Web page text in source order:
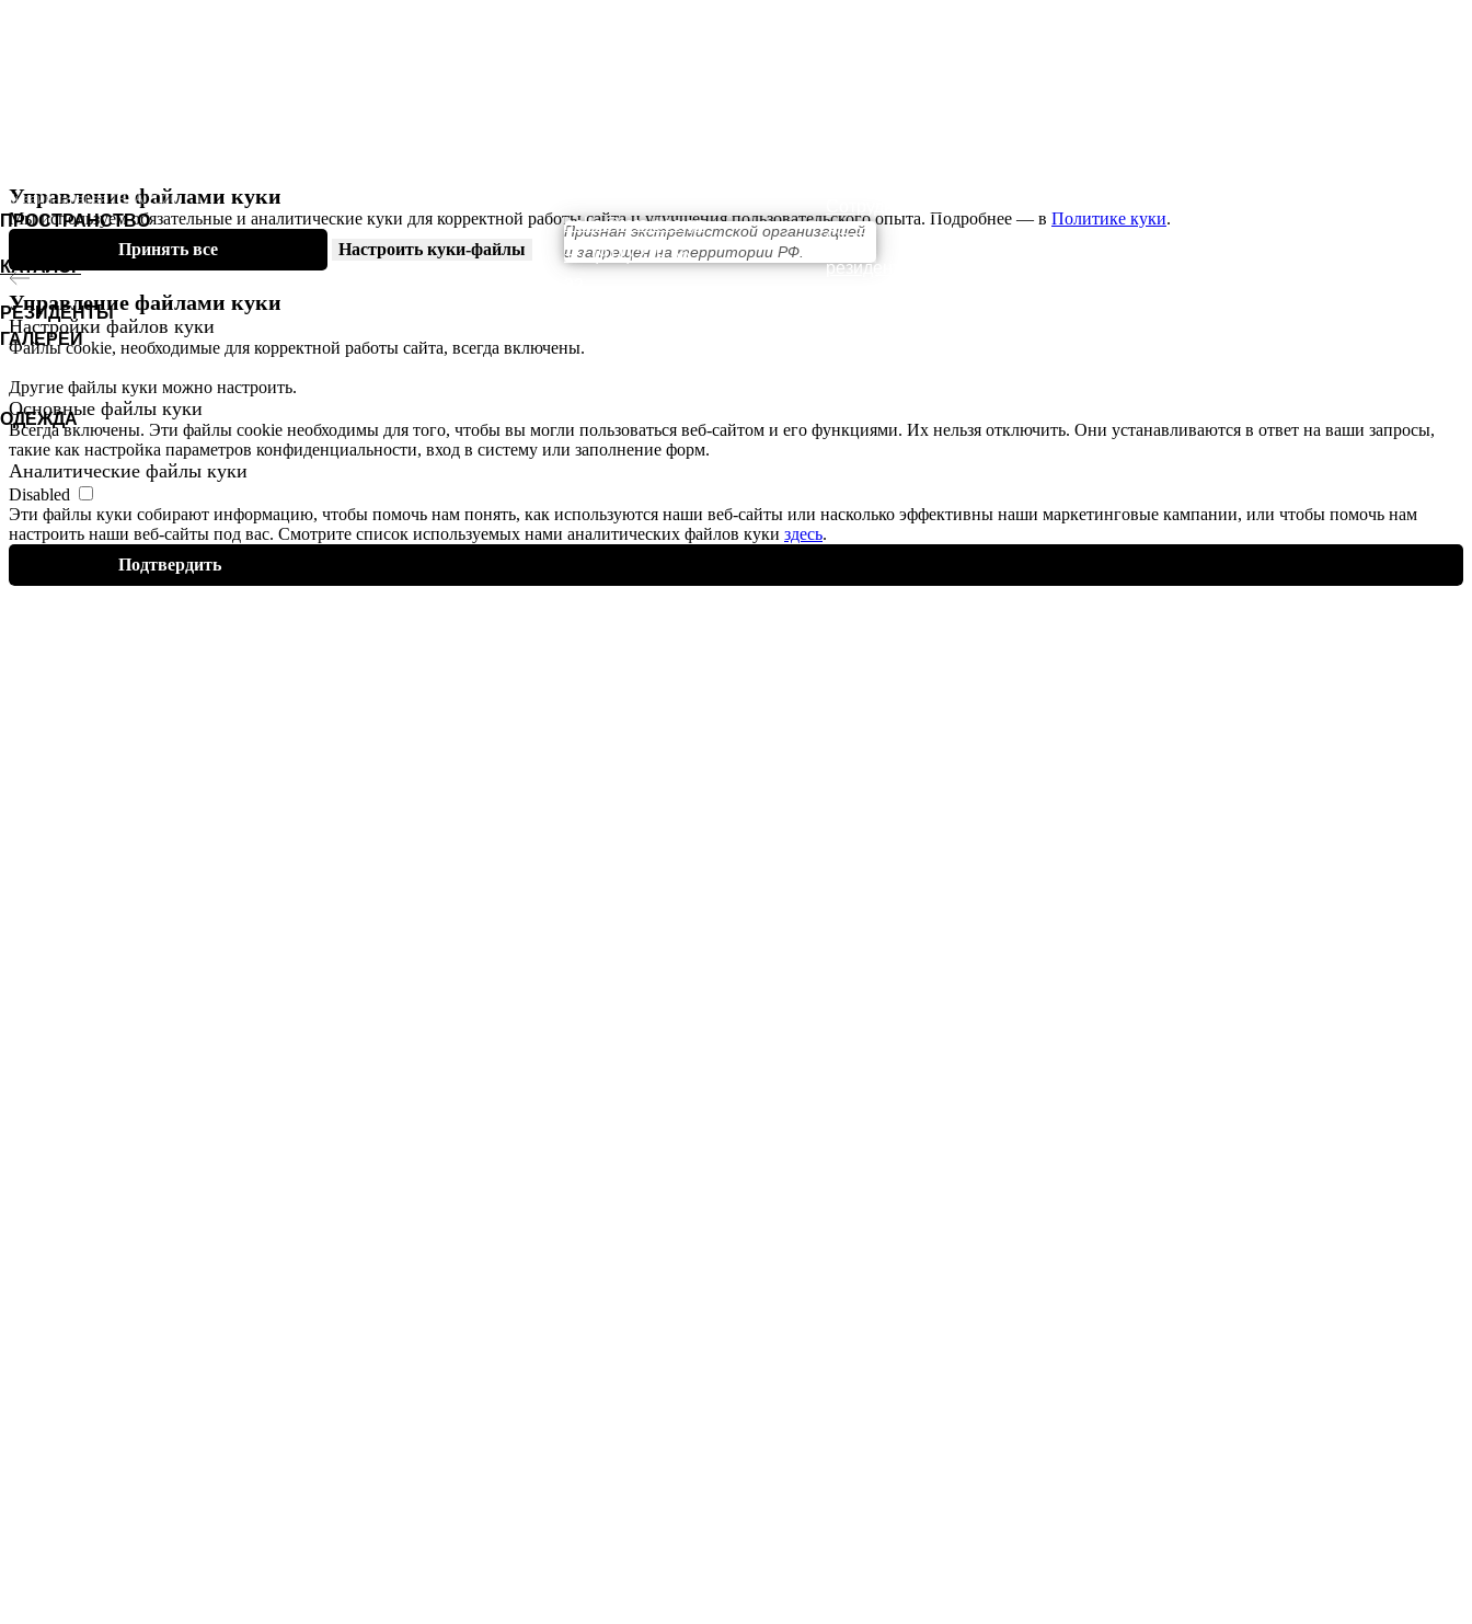
ПРОСТРАНСТВО
КАТАЛОГ
РЕЗИДЕНТЫ
ГАЛЕРЕИ
ОДЕЖДА
Управление файлами куки
Мы используем обязательные и аналитические куки для корректной работы сайта и улучшения пользовательского опыта. Подробнее — в Политике куки.
Принять все
Настроить куки-файлы
Управление файлами куки
Настройки файлов куки
Файлы cookie, необходимые для корректной работы сайта, всегда включены.
Другие файлы куки можно настроить.
Основные файлы куки
Всегда включены. Эти файлы cookie необходимы для того, чтобы вы могли пользоваться веб-сайтом и его функциями. Их нельзя отключить. Они устанавливаются в ответ на ваши запросы,
такие как настройка параметров конфиденциальности, вход в систему или заполнение форм.
Аналитические файлы куки
Disabled
Эти файлы куки собирают информацию, чтобы помочь нам понять, как используются наши веб-сайты или насколько эффективны наши маркетинговые кампании, или чтобы помочь нам
настроить наши веб-сайты под вас. Смотрите список используемых нами аналитических файлов куки здесь.
Подтвердить
Дизайн-галерея ТЕТА 2026.
Признан экстремистской организацией
и запрещен на территории РФ.
hello@teta.design
+ 7 (911) 239 56
Стать
резидентом